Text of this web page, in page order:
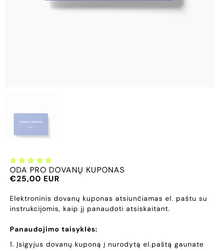
ODA PRO DOVANŲ KUPONAS
€25,00 EUR
Elektroninis dovanų kuponas atsiunčiamas el. paštu su
instrukcijomis, kaip jį panaudoti atsiskaitant.
Panaudojimo taisyklės:
1. Įsigyjus dovanų kuponą į nurodytą el.paštą gaunate